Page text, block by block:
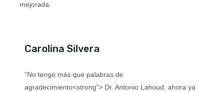
mejorada.
Carolina Silvera
“No tengo más que palabras de
agradecimiento<strong”> Dr. Antonio Lahoud, ahora ya